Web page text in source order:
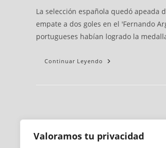
Valoramos tu privacidad
La selección española quedó
empate a dos goles en el 'Fernando
portugueses habían logrado la
Continuar Leyendo